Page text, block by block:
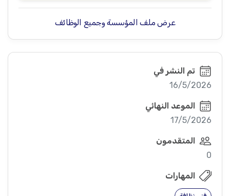
عرض ملف المؤسسة وجميع الوظائف
تم النشر في
16/5/2026
الموعد النهائي
17/5/2026
المتقدمون
0
المهارات